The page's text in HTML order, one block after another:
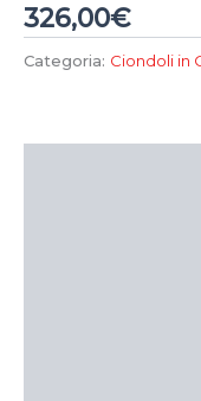
326,00€
Categoria: Ciondoli in